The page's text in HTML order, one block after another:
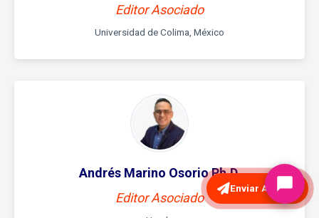
Editor Asociado
Universidad de Colima, México
Andrés Marino Osorio Ph.D.
Editor Asociado
Enviar Artículo